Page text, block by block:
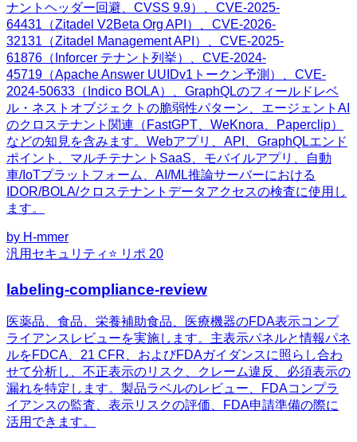
ナントヘッダー回避、CVSS 9.9）、CVE-2025-
64431（Zitadel V2Beta Org API）、CVE-2026-
32131（Zitadel Management API）、CVE-2025-
61876（Inforcer テナント列挙）、CVE-2024-
45719（Apache Answer UUIDv1トークン予測）、CVE-
2024-50633（Indico BOLA）、GraphQLのフィールドレベ
ル・ネストオブジェクトの脆弱性パターン、エージェントAI
のクロステナント関連（FastGPT、WeKnora、Paperclip）
などの知見を含みます。Webアプリ、API、GraphQLエンド
ポイント、マルチテナントSaaS、モバイルアプリ、自動
車/IoTプラットフォーム、AI/ML推論サーバーにおける
IDOR/BOLA/クロステナントデータアクセスの検査に使用し
ます。
by H-mmer
汎用 セキュリティ ⭐ リポ 20
labeling-compliance-review
医薬品、食品、栄養補助食品、医療機器のFDA表示コンプ
ライアンスレビューを実施します。主表示パネルと情報パネ
ルをFDCA、21 CFR、およびFDAガイダンスに照らし合わ
せて分析し、不正表示のリスク、クレーム違反、必須表示の
漏れを特定します。製品ラベルのレビュー、FDAコンプラ
イアンスの監査、表示リスクの評価、FDA申請準備の際に
活用できます。